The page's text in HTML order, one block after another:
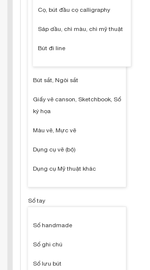
Cọ, bút đầu cọ calligraphy
Sáp dầu, chì màu, chì mỹ thuật
Bút đi line
Bút sắt, Ngòi sắt
Giấy vẽ canson, Sketchbook, Sổ
ký họa
Màu vẽ, Mực vẽ
Dụng cụ vẽ (bộ)
Dụng cụ Mỹ thuật khác
Sổ tay
Sổ handmade
Sổ ghi chú
Sổ lưu bút